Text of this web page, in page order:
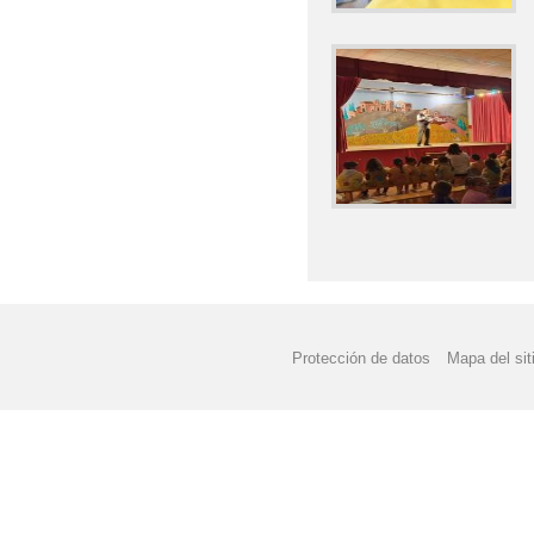
Protección de datos Mapa del